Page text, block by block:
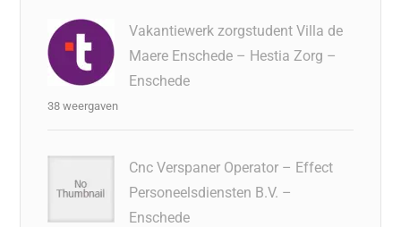
Vakantiewerk zorgstudent Villa de
Maere Enschede – Hestia Zorg –
Enschede
38 weergaven
Cnc Verspaner Operator – Effect
Personeelsdiensten B.V. –
Enschede